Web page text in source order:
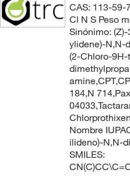
CAS: 113-59-
Cl N S Peso
Sinónimo:
ylidene)-N,N-
(2-Chloro-
184,N
Nombre
ilideno)-N,N-
SMILES: